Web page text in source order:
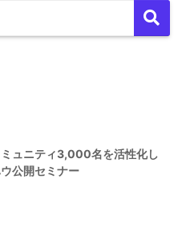
ュニティ3,000名を活性化し
公開セミナー